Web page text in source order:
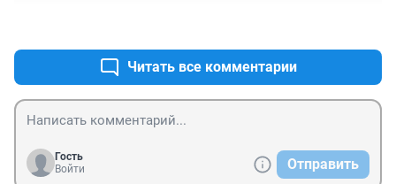
Читать все комментарии
Гость
Войти
Отправить